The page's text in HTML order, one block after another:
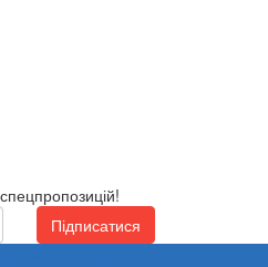
Підписатися